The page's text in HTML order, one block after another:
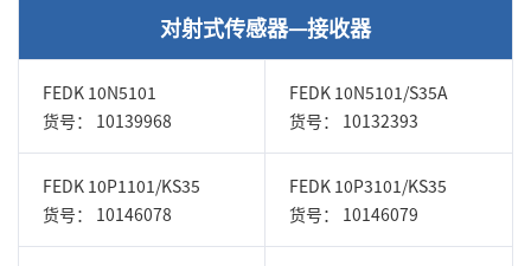
对射式传感器—接收器
FEDK 10N5101
货号： 10139968
FEDK 10N5101/S35A
货号： 10132393
FEDK 10P1101/KS35
货号： 10146078
FEDK 10P3101/KS35
货号： 10146079